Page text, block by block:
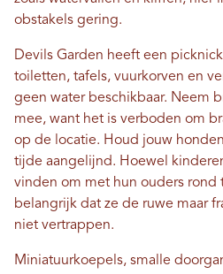
obstakels gering.
Devils Garden heeft een
toiletten, tafels, vuurkorven en
geen water beschikbaar. Neem
mee, want het is verboden om
op de locatie. Houd jouw
tijde aangelijnd. Hoewel
vinden om met hun ouders rond
belangrijk dat ze de ruwe maar
niet vertrappen.
Miniatuurkoepels, smalle